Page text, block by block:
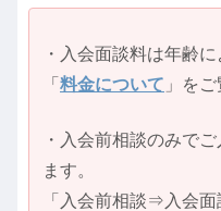
・入会面談料は年齢
「 料金について 」を
・入会前相談のみで
ます。
「入会前相談⇒入会